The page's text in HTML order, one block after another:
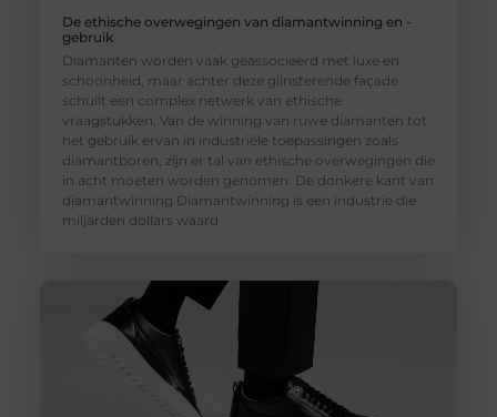
De ethische overwegingen van diamantwinning en -
gebruik
Diamanten worden vaak geassocieerd met luxe en
schoonheid, maar achter deze glinsterende façade
schuilt een complex netwerk van ethische
vraagstukken. Van de winning van ruwe diamanten tot
het gebruik ervan in industriële toepassingen zoals
diamantboren, zijn er tal van ethische overwegingen die
in acht moeten worden genomen. De donkere kant van
diamantwinning Diamantwinning is een industrie die
miljarden dollars waard